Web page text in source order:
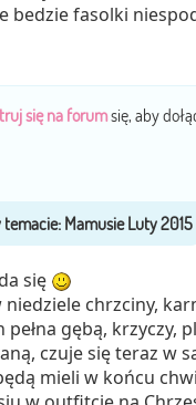
bedzie fasolki
się na forumsię, aby
się
chrzciny,
gębą, krzyczy,
czuje się teraz w
mieli w końcu